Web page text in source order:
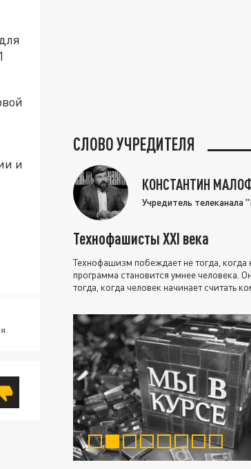
и
СЛОВО УЧРЕДИТЕЛЯ
КОНСТАНТИН
Учредитель телеканала
Технофашисты XXI века
Технофашизм побеждает не тогда, когда
программа становится умнее человека.
тогда, когда человек начинает считать